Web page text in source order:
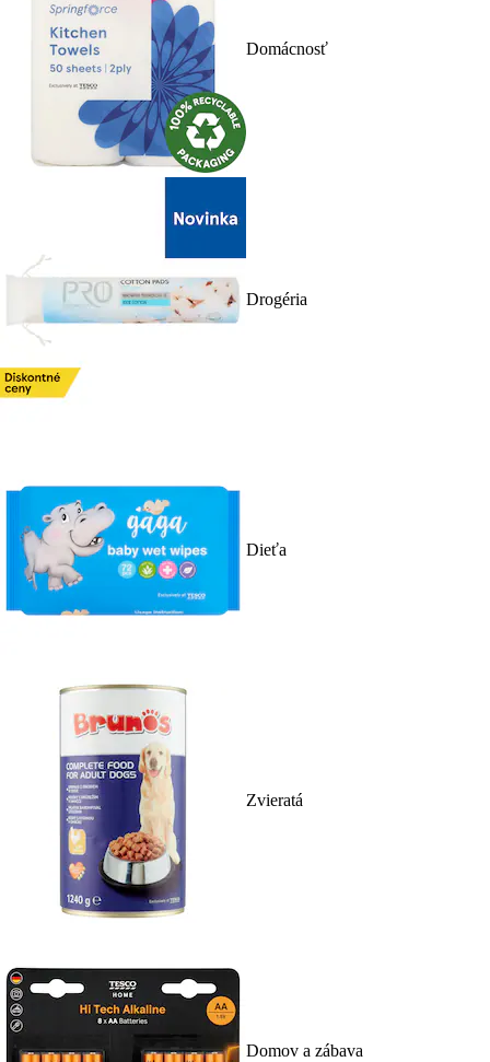
Domácnosť
Drogéria
Dieťa
Zvieratá
Domov a zábava